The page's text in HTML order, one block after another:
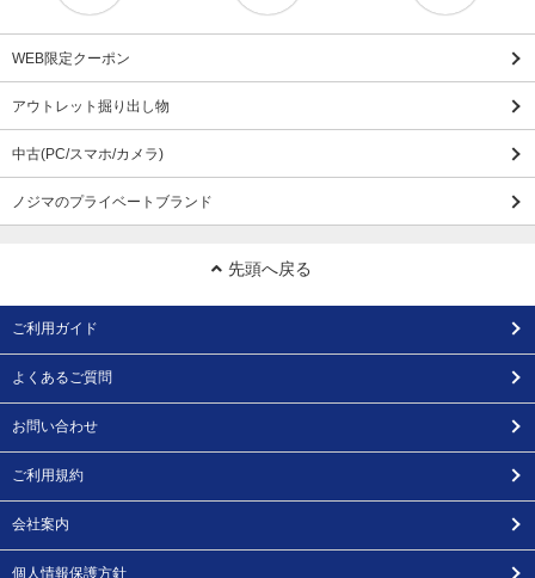
WEB限定クーポン
アウトレット掘り出し物
中古(PC/スマホ/カメラ)
ノジマのプライベートブランド
先頭へ戻る
ご利用ガイド
よくあるご質問
お問い合わせ
ご利用規約
会社案内
個人情報保護方針